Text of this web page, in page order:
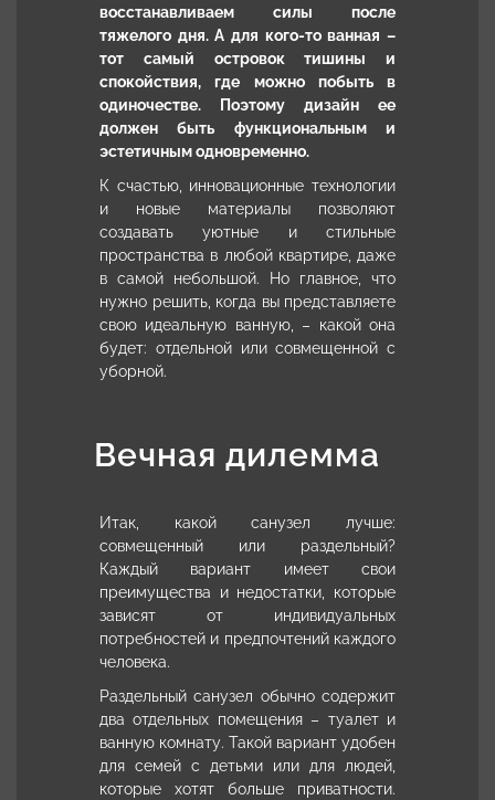
восстанавливаем силы после
тяжелого дня. А для кого-то ванная –
тот самый островок тишины и
спокойствия, где можно побыть в
одиночестве. Поэтому дизайн ее
должен быть функциональным и
эстетичным одновременно.
К счастью, инновационные технологии
и новые материалы позволяют
создавать уютные и стильные
пространства в любой квартире, даже
в самой небольшой. Но главное, что
нужно решить, когда вы представляете
свою идеальную ванную, – какой она
будет: отдельной или совмещенной с
уборной.
Вечная дилемма
Итак, какой санузел лучше:
совмещенный или раздельный?
Каждый вариант имеет свои
преимущества и недостатки, которые
зависят от индивидуальных
потребностей и предпочтений каждого
человека.
Раздельный санузел обычно содержит
два отдельных помещения – туалет и
ванную комнату. Такой вариант удобен
для семей с детьми или для людей,
которые хотят больше приватности.